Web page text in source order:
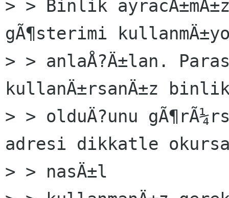
> > Binlik
gÃ¶sterimi
> > anlaÅ?Ä±lan.
kullanÄ±rsanÄ±z binlik
> > olduÄ?unu
adresi dikkatle
> > nasÄ±l